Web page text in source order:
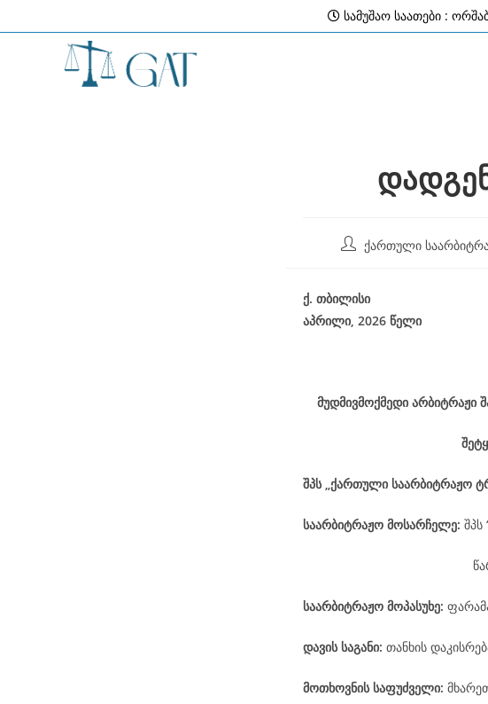
to
სამუშაო საათები :
Post ქართული
ქ. თბილისი
აპრილი, 2026 წელი
მუდმივმოქმედი არბიტრაჟი
შპს „ქართული საარბიტრაჟო
საარბიტრაჟო მოსარჩელე:
საარბიტრაჟო მოპასუხე:
დავის საგანი: თანხის
მოთხოვნის საფუძველი: